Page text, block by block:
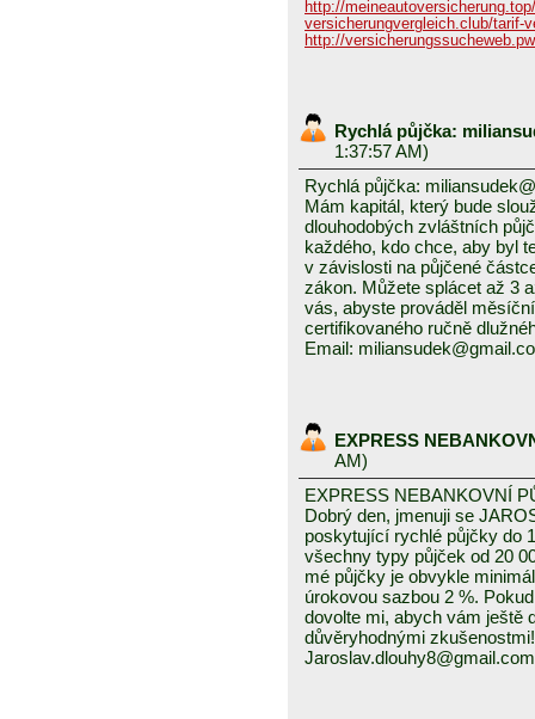
http://
versicherungvergleich.club/tarif-
http://
Rychlá půjčka:
1:37:57 AM)
Rychlá půjčka:
Mám kapitál, který bude
dlouhodobých zvláštních
každého, kdo chce, aby byl
v závislosti na půjčené
zákon. Můžete splácet až 3
vás, abyste prováděl
certifikovaného ručně
Email:
EXPRESS
AM)
EXPRESS NEBANKOVNÍ
Dobrý den, jmenuji se
poskytující rychlé půjčky do
všechny typy půjček od 20
mé půjčky je obvykle
úrokovou sazbou 2 %.
dovolte mi, abych vám ještě
důvěryhodnými
Jaroslav.dlouhy8@gmail.com